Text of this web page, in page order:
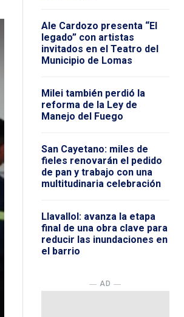
Ale Cardozo presenta “El
legado” con artistas
invitados en el Teatro del
Municipio de Lomas
Milei también perdió la
reforma de la Ley de
Manejo del Fuego
San Cayetano: miles de
fieles renovarán el pedido
de pan y trabajo con una
multitudinaria celebración
Llavallol: avanza la etapa
final de una obra clave para
reducir las inundaciones en
el barrio
― AD ―